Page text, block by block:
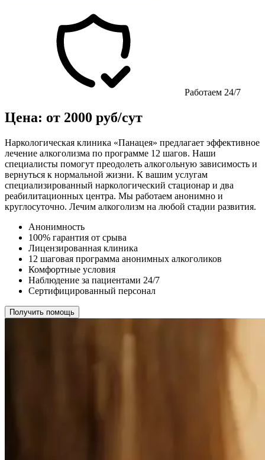
Работаем 24/7
Цена: от 2000 руб/сут
Наркологическая клиника «Панацея» предлагает эффективное
лечение алкоголизма по программе 12 шагов. Наши
специалисты помогут преодолеть алкогольную зависимость и
вернуться к нормальной жизни. К вашим услугам
специализированный наркологический стационар и два
реабилитационных центра. Мы работаем анонимно и
круглосуточно. Лечим алкоголизм на любой стадии развития.
Анонимность
100% гарантия от срыва
Лицензированная клиника
12 шаговая программа анонимных алкоголиков
Комфортные условия
Наблюдение за пациентами 24/7
Сертифицированный персонал
Получить помощь